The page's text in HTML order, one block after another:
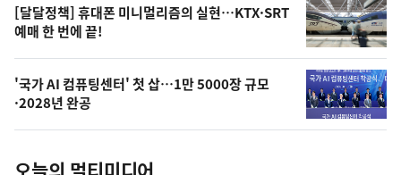
오
늘
의
사
진
[달달정책] 휴대폰 미니멀리즘의 실현…KTX·SRT
예매 한 번에 끝!
'국가 AI 컴퓨팅센터' 첫 삽…1만 5000장 규모
·2028년 완공